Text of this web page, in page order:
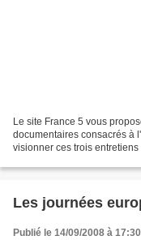
Le site France 5 vous
documentaires consacrés à
visionner ces trois
Les journées
Publié le 14/09/2008 à 17:30